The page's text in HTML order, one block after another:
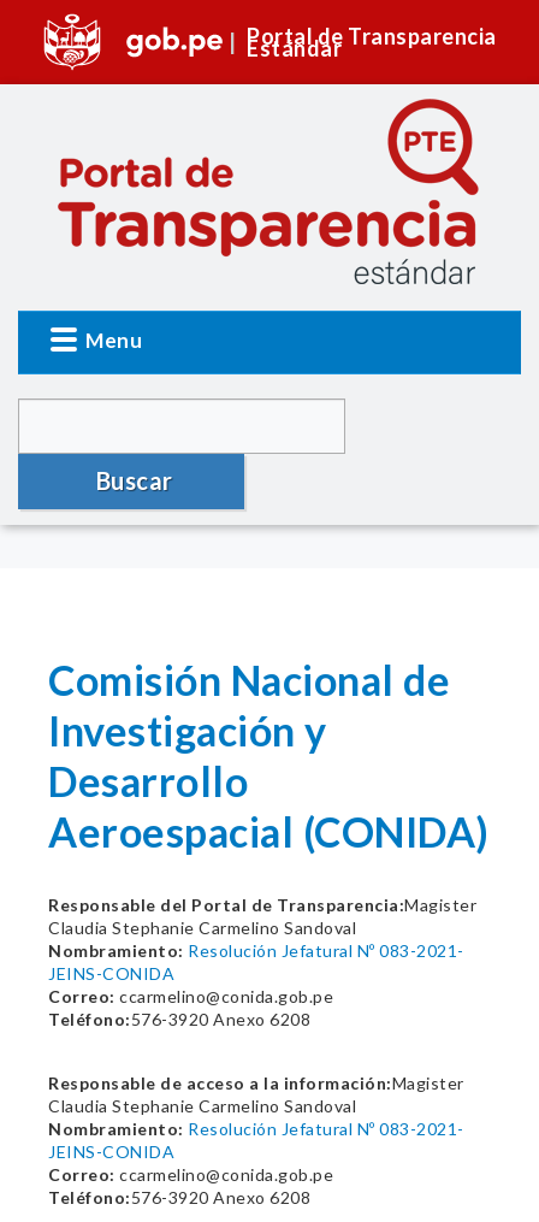
Portal de Transparencia
Estándar
Menu
Buscar
Comisión Nacional de
Investigación y
Desarrollo
Aeroespacial (CONIDA)
Responsable del Portal de Transparencia:Magister
Claudia Stephanie Carmelino Sandoval
Nombramiento: Resolución Jefatural Nº 083-2021-
JEINS-CONIDA
Correo: ccarmelino@conida.gob.pe
Teléfono:576-3920 Anexo 6208
Responsable de acceso a la información:Magister
Claudia Stephanie Carmelino Sandoval
Nombramiento: Resolución Jefatural Nº 083-2021-
JEINS-CONIDA
Correo: ccarmelino@conida.gob.pe
Teléfono:576-3920 Anexo 6208